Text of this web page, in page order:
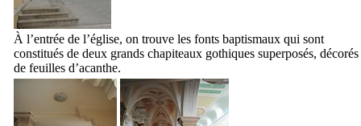
À l’entrée de l’église, on trouve les fonts baptismaux qui sont
constitués de deux grands chapiteaux gothiques superposés, décorés
de feuilles d’acanthe.